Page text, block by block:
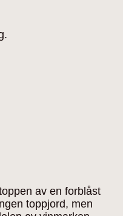
av en forblåst
toppjord, men